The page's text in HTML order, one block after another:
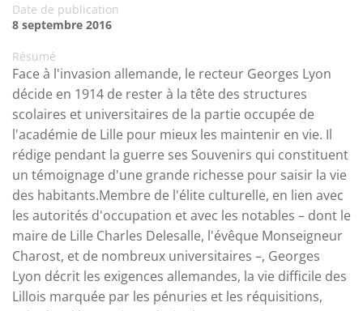
Date de publication
8 septembre 2016
Résumé
Face à l'invasion allemande, le recteur Georges Lyon
décide en 1914 de rester à la tête des structures
scolaires et universitaires de la partie occupée de
l'académie de Lille pour mieux les maintenir en vie. Il
rédige pendant la guerre ses Souvenirs qui constituent
un témoignage d'une grande richesse pour saisir la vie
des habitants.Membre de l'élite culturelle, en lien avec
les autorités d'occupation et avec les notables – dont le
maire de Lille Charles Delesalle, l'évêque Monseigneur
Charost, et de nombreux universitaires –, Georges
Lyon décrit les exigences allemandes, la vie difficile des
Lillois marquée par les pénuries et les réquisitions,